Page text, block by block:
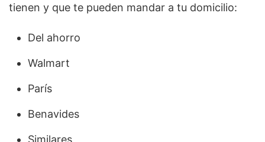
tienen y que te pueden mandar a tu domicilio:
Del ahorro
Walmart
París
Benavides
Similares